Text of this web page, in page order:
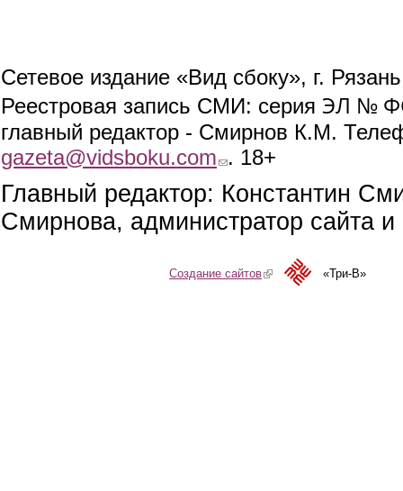
Сетевое издание «Вид сбоку», г.
Реестровая запись СМИ: серия ЭЛ №
главный редактор - Смирнов К.М.
gazeta@vidsboku.com (link sends e-mail)
. 18+
Главный редактор: Константин
Смирнова, администратор сайта
Создание сайтов(link is external)«Три-В»